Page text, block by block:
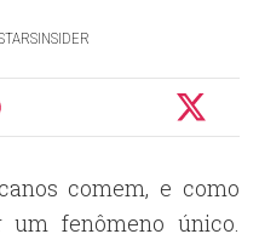
comem, e como
um fenômeno único.